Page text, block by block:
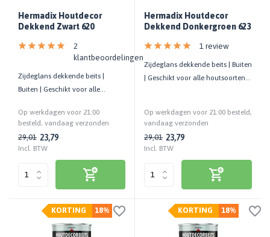
Hermadix Houtdecor
Dekkend Zwart 620
2
klantbeoordelingen
Zijdeglans dekkende beits |
Buiten | Geschikt voor alle
Op werkdagen voor 21:00
besteld, vandaag verzonden
29,01 23,79
Incl. BTW
Hermadix Houtdecor
Dekkend Donkergroen 623
1 review
Zijdeglans dekkende beits | Buiten
| Geschikt voor alle houtsoorten |
Op werkdagen voor 21:00 besteld,
vandaag verzonden
29,01 23,79
Incl. BTW
18%
KORTING 18%
KORTING